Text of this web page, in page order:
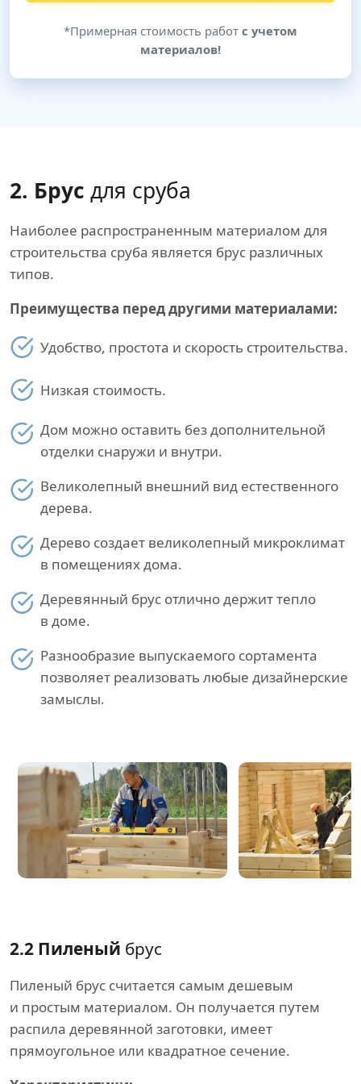
*Примерная стоимость работ с учетом
материалов!
2. Брус для сруба
Наиболее распространенным материалом для
строительства сруба является брус различных
типов.
Преимущества перед другими материалами:
Удобство, простота и скорость строительства.
Низкая стоимость.
Дом можно оставить без дополнительной
отделки снаружи и внутри.
Великолепный внешний вид естественного
дерева.
Дерево создает великолепный микроклимат
в помещениях дома.
Деревянный брус отлично держит тепло
в доме.
Разнообразие выпускаемого сортамента
позволяет реализовать любые дизайнерские
замыслы.
2.2 Пиленый брус
Пиленый брус считается самым дешевым
и простым материалом. Он получается путем
распила деревянной заготовки, имеет
прямоугольное или квадратное сечение.